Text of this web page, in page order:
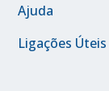
Ajuda
Ligações Úteis